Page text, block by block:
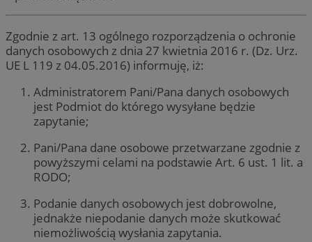
Zgodnie z art. 13 ogólnego rozporządzenia o ochronie
danych osobowych z dnia 27 kwietnia 2016 r. (Dz. Urz.
UE L 119 z 04.05.2016) informuję, iż:
Administratorem Pani/Pana danych osobowych
jest Podmiot do którego wysyłane będzie
zapytanie;
Pani/Pana dane osobowe przetwarzane zgodnie z
powyższymi celami na podstawie Art. 6 ust. 1 lit. a
RODO;
Podanie danych osobowych jest dobrowolne,
jednakże niepodanie danych może skutkować
niemożliwością wysłania zapytania.